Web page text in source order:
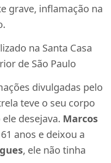
grave, inflamação na
na Santa Casa
de São Paulo
divulgadas pelo
teve o seu corpo
desejava. Marcos
anos e deixou a
, ele não tinha